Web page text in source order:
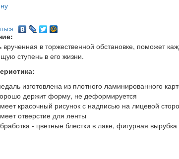
в торжественной обстановке, поможет
ступень в его жизни.
изготовлена из плотного ламинированного
держит форму, не деформируется
красочный рисунок с надписью на лицевой
отверстие для ленты
- цветные блестки в лаке, фигурная вырубка